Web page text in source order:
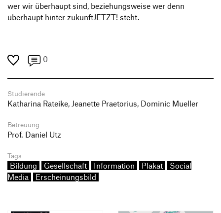
wer wir überhaupt sind, beziehungsweise wer denn
überhaupt hinter zukunftJETZT! steht.
0
Studierende
Katharina Rateike, Jeanette Praetorius, Dominic Mueller
Betreuung
Prof. Daniel Utz
Tags
Bildung Gesellschaft Information Plakat
Social
Media
Erscheinungsbild